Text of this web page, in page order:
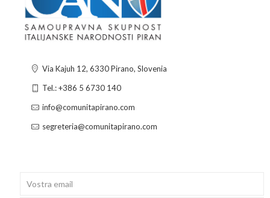
Via Kajuh 12, 6330 Pirano, Slovenia
Tel.: +386 5 6730 140
info@comunitapirano.com
segreteria@comunitapirano.com